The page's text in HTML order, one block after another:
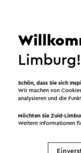
Limburg!
Schön, dass Sie sich
Wir machen von
analysieren und die
Möchten Sie Zuid-
Weitere Informationen